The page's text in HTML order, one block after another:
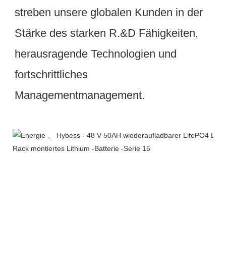
streben unsere globalen Kunden in der
Stärke des starken R.&D Fähigkeiten,
herausragende Technologien und
fortschrittliches